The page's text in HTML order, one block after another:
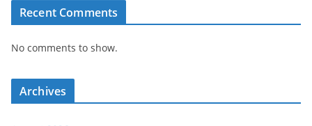
Recent Comments
No comments to show.
Archives